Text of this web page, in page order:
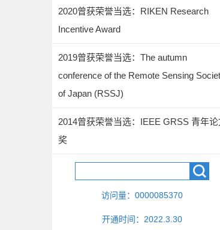
2020曾获荣誉当选：RIKEN Research
Incentive Award
2019曾获荣誉当选：The autumn
conference of the Remote Sensing
of Japan (RSSJ)
2014曾获荣誉当选：IEEE GRSS 青年论
奖
访问量： 0000085370
开通时间： 2022 3 30